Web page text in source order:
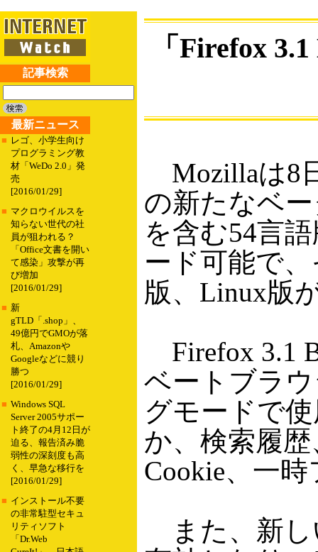
記事検索
最新ニュース
■ レゴ、小学生向け
プログラミング教
材「WeDo 2.0」発
売
[2016/01/29]
■ マクロウイルスを
知らない世代の社
員が狙われる？
「Office文書を開い
て感染」攻撃が再
び増加
[2016/01/29]
■ 新
gTLD「.shop」、
49億円でGMOが落
札、Amazonや
Googleなどに競り
勝つ
[2016/01/29]
■ Windows SQL
Server 2005サポー
ト終了の4月12日が
迫る、報告済み脆
弱性の深刻度も高
く、早急な移行を
[2016/01/29]
■ インストール不要
の非常駐型セキュ
リティソフト
「Dr.Web
「Firefox
Mozillaは8
の新たなベ
を含む54言
ード可能で
版、Linux版
Firefox 3.1
ベートブラ
グモードで
か、検索履
Cookie、一
また、新し